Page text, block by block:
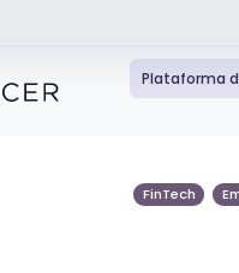
Plataforma
FinTech